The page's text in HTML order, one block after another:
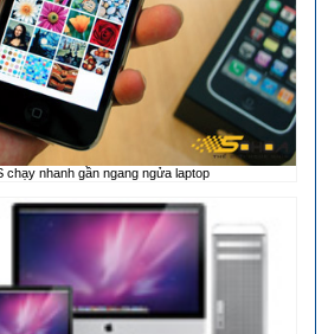
chạy nhanh gần ngang ngửa laptop